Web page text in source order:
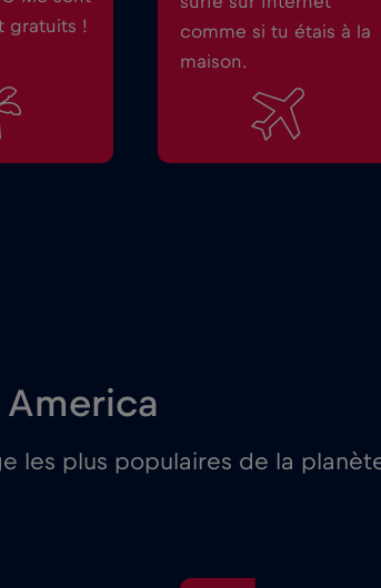
gratuits !
comme si tu étais à la
maison.
les plus populaires de la